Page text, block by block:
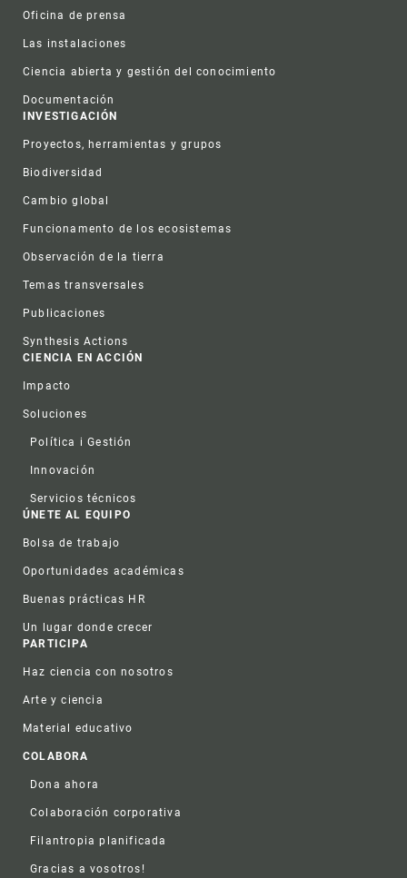
Oficina de prensa
Las instalaciones
Ciencia abierta y gestión del conocimiento
Documentación
INVESTIGACIÓN
Proyectos, herramientas y grupos
Biodiversidad
Cambio global
Funcionamento de los ecosistemas
Observación de la tierra
Temas transversales
Publicaciones
Synthesis Actions
CIENCIA EN ACCIÓN
Impacto
Soluciones
Política i Gestión
Innovación
Servicios técnicos
ÚNETE AL EQUIPO
Bolsa de trabajo
Oportunidades académicas
Buenas prácticas HR
Un lugar donde crecer
PARTICIPA
Haz ciencia con nosotros
Arte y ciencia
Material educativo
COLABORA
Dona ahora
Colaboración corporativa
Filantropia planificada
Gracias a vosotros!